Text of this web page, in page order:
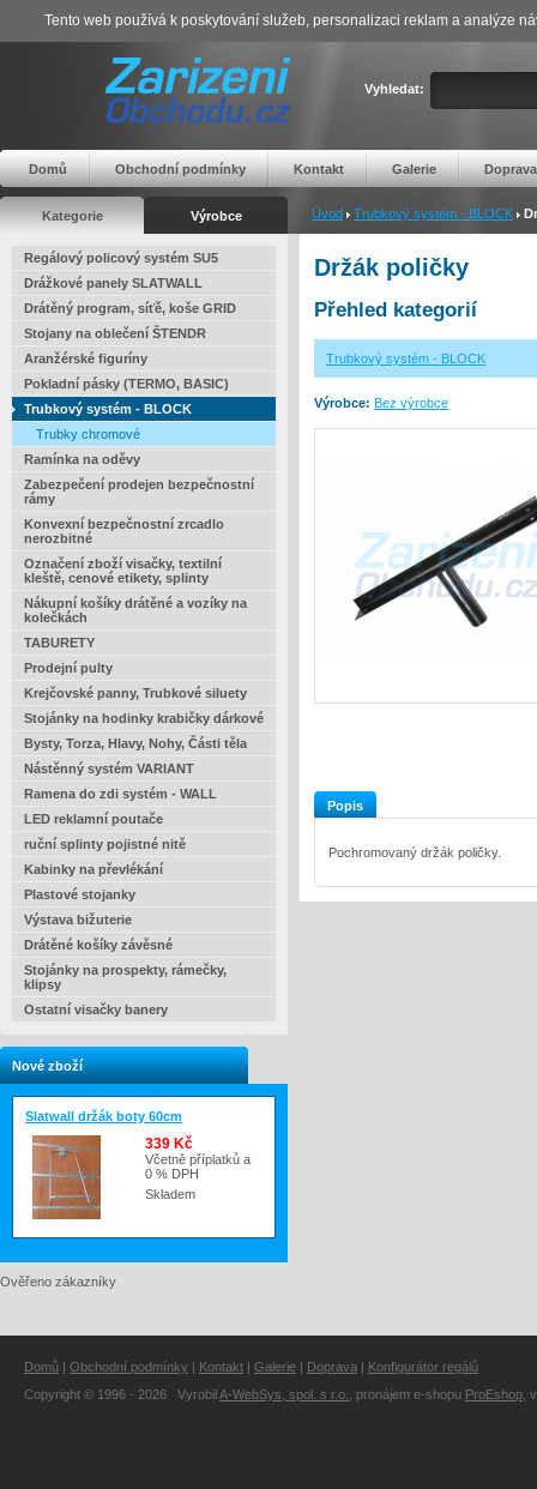
Vyhledat:
Domů Obchodní podmínky Kontakt Galerie Doprava
Kategorie Výrobce Úvod Trubkový systém - BLOCK
Regálový policový systém SU5
Drážkové panely SLATWALL
Drátěný program, síťě, koše GRID
Stojany na oblečení ŠTENDR
Aranžérské figuríny
Pokladní pásky (TERMO, BASIC)
Trubkový systém - BLOCK
Trubky chromové
Ramínka na oděvy
Zabezpečení prodejen bezpečnostní
rámy
Konvexní bezpečnostní zrcadlo
nerozbitné
Označení zboží visačky, textilní
kleště, cenové etikety, splinty
Nákupní košíky drátěné a vozíky na
kolečkách
TABURETY
Prodejní pulty
Krejčovské panny, Trubkové siluety
Stojánky na hodinky krabičky dárkové
Bysty, Torza, Hlavy, Nohy, Části těla
Nástěnný systém VARIANT
Ramena do zdi systém - WALL
LED reklamní poutače
ruční splinty pojistné nitě
Kabinky na převlékání
Plastové stojanky
Výstava bižuterie
Drátěné košíky závěsné
Stojánky na prospekty, rámečky,
klipsy
Ostatní visačky banery
Nové zboží
Slatwall držák boty 60cm
339 Kč
Včetně příplatků a
0 % DPH
Skladem
Ověřeno zákazníky
Držák poličky
Přehled kategorií
Trubkový systém - BLOCK
Výrobce: Bez výrobce
Popis
Pochromovaný držák poličky.
Domů | Obchodní podmínky | Kontakt | Galerie | Doprava | Konfigurátor regálů
Copyright © 1996 - 2026 VyrobilA-WebSys, spol. s r.o. , pronájem e-shopu ProEshop ,
Tento web používá k poskytování služeb, personalizaci reklam a analýze